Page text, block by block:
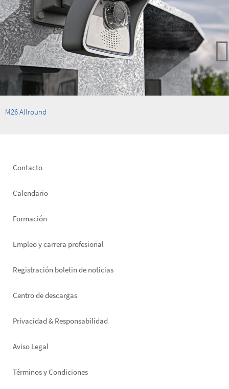
M26 Allround
Footer
Contacto
Calendario
Formación
Empleo y carrera profesional
Registración boletin de noticias
Footer
Centro de descargas
Privacidad & Responsabilidad
Aviso Legal
Términos y Condiciones